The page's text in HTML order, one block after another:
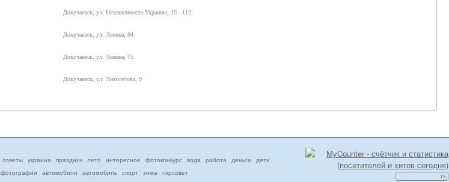
Докучаевск, ул. Независимости Украины, 10 - 112
Докучаевск, ул. Ленина, 94
Докучаевск, ул. Ленина, 75
Докучаевск, ул. Лихолетова, 9
советы украина праздник лето интересное фотоконкурс вода работа деньги
дети
фотографии автомобили автомобиль спорт зима горсовет